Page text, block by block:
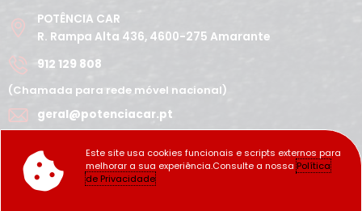
POTÊNCIA CAR
R. Rampa Alta 436, 4600-275 Amarante
912 129 808
(Chamada para rede móvel nacional)
geral@potenciacar.pt
10:00h - 12:30h | 14h 19:30h
Domingo
Fechado
Este site usa cookies funcionais e scripts externos para
melhorar a sua experiência.Consulte a nossaPolítica
de Privacidade